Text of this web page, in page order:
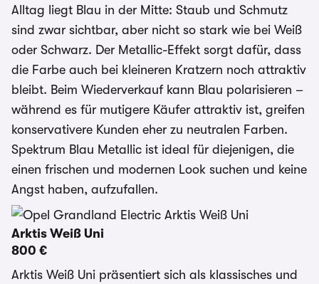
Alltag liegt Blau in der Mitte: Staub und Schmutz
sind zwar sichtbar, aber nicht so stark wie bei Weiß
oder Schwarz. Der Metallic-Effekt sorgt dafür, dass
die Farbe auch bei kleineren Kratzern noch attraktiv
bleibt. Beim Wiederverkauf kann Blau polarisieren –
während es für mutigere Käufer attraktiv ist, greifen
konservativere Kunden eher zu neutralen Farben.
Spektrum Blau Metallic ist ideal für diejenigen, die
einen frischen und modernen Look suchen und keine
Angst haben, aufzufallen.
Arktis Weiß Uni
800 €
Arktis Weiß Uni präsentiert sich als klassisches und